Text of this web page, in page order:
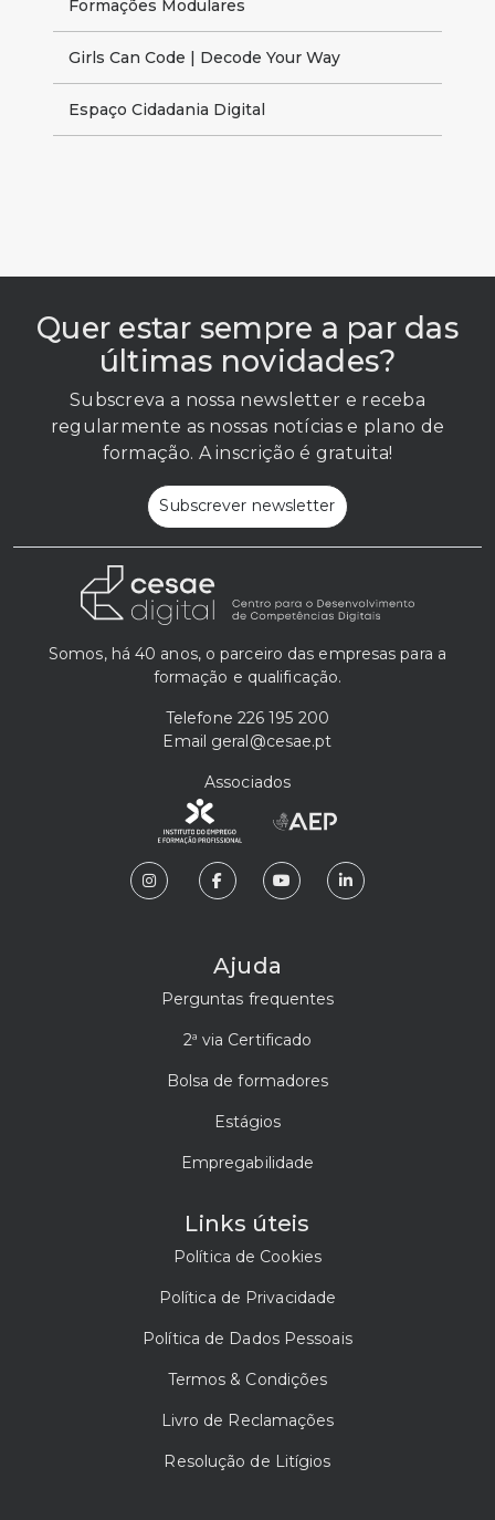
Formações Modulares
Girls Can Code | Decode Your Way
Espaço Cidadania Digital
Quer estar sempre a par das
últimas novidades?
Subscreva a nossa newsletter e receba
regularmente as nossas notícias e plano de
formação. A inscrição é gratuita!
Subscrever newsletter
Somos, há 40 anos, o parceiro das empresas para a
formação e qualificação.
Telefone 226 195 200
Email geral@cesae.pt
Associados
Ajuda
Perguntas frequentes
2ª via Certificado
Bolsa de formadores
Estágios
Empregabilidade
Links úteis
Política de Cookies
Política de Privacidade
Política de Dados Pessoais
Termos & Condições
Livro de Reclamações
Resolução de Litígios